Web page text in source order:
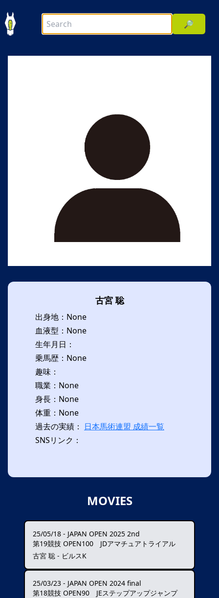
🔎
古宮 聡
出身地：None
血液型：None
生年月日：
乗馬歴：None
趣味：
職業：None
身長：None
体重：None
過去の実績： 日本馬術連盟 成績一覧
SNSリンク：
MOVIES
25/05/18 - JAPAN OPEN 2025 2nd
第19競技 OPEN100 JDアマチュアトライアル
古宮 聡 - ビルスK
25/03/23 - JAPAN OPEN 2024 final
第18競技 OPEN90 JEステップアップジャンプ